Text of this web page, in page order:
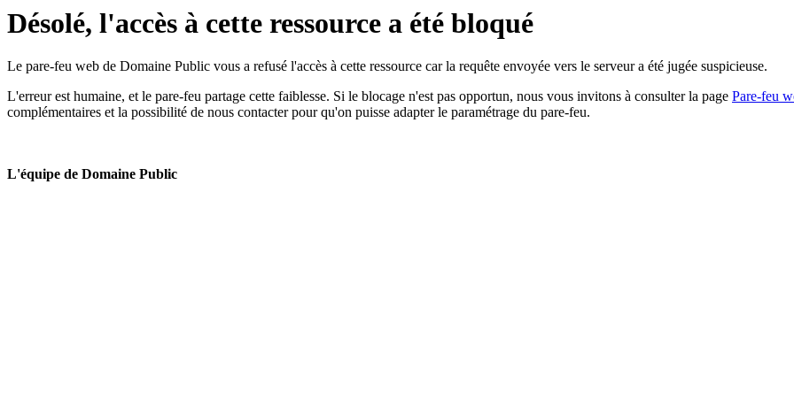
Désolé, l'accès à cette ressource a été bloqué
Le pare-feu web de Domaine Public vous a refusé l'accès à cette ressource car la requête envoyée vers le serveur a été jugée suspicieuse.
L'erreur est humaine, et le pare-feu partage cette faiblesse. Si le blocage n'est pas opportun, nous vous invitons à consulter la page Pare-feu
complémentaires et la possibilité de nous contacter pour qu'on puisse adapter le paramétrage du pare-feu.
L'équipe de Domaine Public